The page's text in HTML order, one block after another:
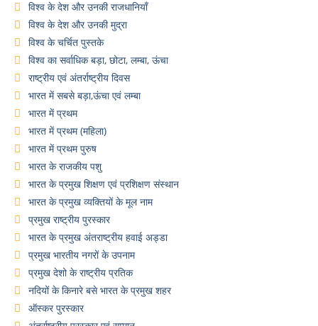
विश्व के देश और उनकी राजधानियाँ
विश्व के देश और उनकी मुद्रा
विश्व के चर्चित पुस्तके
विश्व का सर्वाधिक बड़ा, छोटा, लम्बा, ऊंचा
राष्ट्रीय एवं अंतर्राष्ट्रीय दिवस
भारत में सबसे बड़ा,ऊंचा एवं लम्बा
भारत में प्रथम
भारत में प्रथम (महिला)
भारत में प्रथम पुरुष
भारत के राजकीय पशु
भारत के प्रमुख शिक्षण एवं प्रशिक्षण संस्थान
भारत के प्रमुख व्यक्तियों के मूल नाम
प्रमुख राष्ट्रीय पुरस्कार
भारत के प्रमुख अंतराष्ट्रीय हवाई अड्डा
प्रमुख भारतीय नगरों के उपनाम
प्रमुख देशो के राष्ट्रीय प्रतिक
नदियों के किनारे बसे भारत के प्रमुख शहर
ऑस्कर पुरस्कार